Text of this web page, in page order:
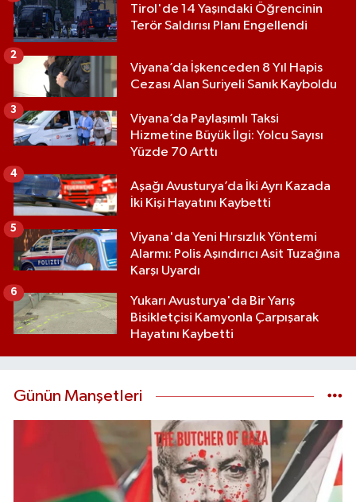
Tirol'de 14 Yaşındaki Öğrencinin
Terör Saldırısı Planı Engellendi
Viyana’da İşkenceden 8 Yıl Hapis
Cezası Alan Suriyeli Sanık Kayboldu
2
Viyana’da Paylaşımlı Taksi
Hizmetine Büyük İlgi: Yolcu Sayısı
Yüzde 70 Arttı
3
Aşağı Avusturya’da İki Ayrı Kazada
İki Kişi Hayatını Kaybetti
4
Viyana'da Yeni Hırsızlık Yöntemi
Alarmı: Polis Aşındırıcı Asit Tuzağına
Karşı Uyardı
5
Yukarı Avusturya'da Bir Yarış
Bisikletçisi Kamyonla Çarpışarak
Hayatını Kaybetti
6
Günün Manşetleri